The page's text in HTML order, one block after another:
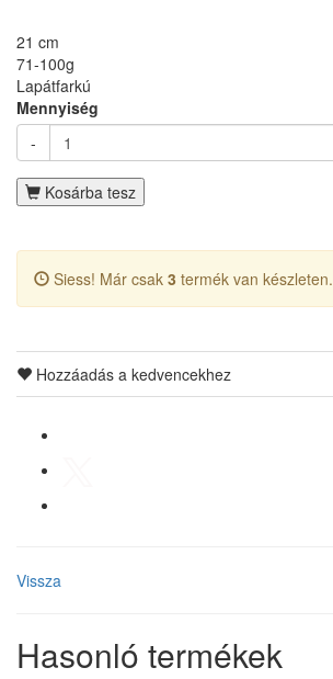
21 cm
71-100g
Lapátfarkú
Mennyiség
-
Kosárba tesz
Siess! Már csak 3 termék van készleten.
Hozzáadás a kedvencekhez
Vissza
Hasonló termékek